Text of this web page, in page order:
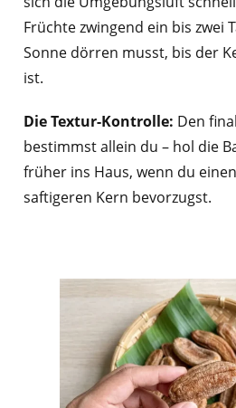
Früchte zwingend ein bis zwei
Sonne dörren musst, bis der
ist.
Die Textur-Kontrolle: Den
bestimmst allein du – hol die
früher ins Haus, wenn du
saftigeren Kern bevorzugst.